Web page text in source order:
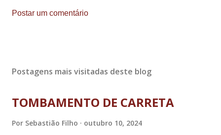
Postar um comentário
Postagens mais visitadas deste blog
TOMBAMENTO DE CARRETA
Por Sebastião Filho outubro 10, 2024